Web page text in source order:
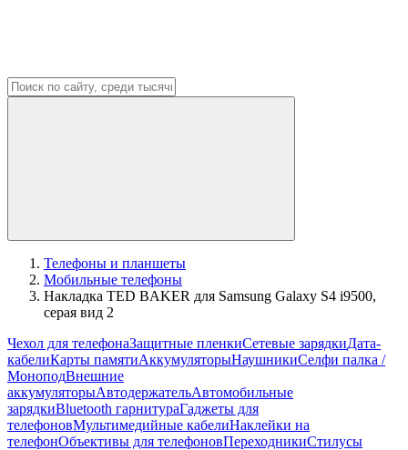
Телефоны и планшеты
Мобильные телефоны
Накладка TED BAKER для Samsung Galaxy S4 i9500,
серая вид 2
Чехол для телефонаЗащитные пленкиСетевые зарядкиДата-
кабелиКарты памятиАккумуляторыНаушникиСелфи палка /
МоноподВнешние
аккумуляторыАвтодержательАвтомобильные
зарядкиBluetooth гарнитураГаджеты для
телефоновМультимедийные кабелиНаклейки на
телефонОбъективы для телефоновПереходникиСтилусы